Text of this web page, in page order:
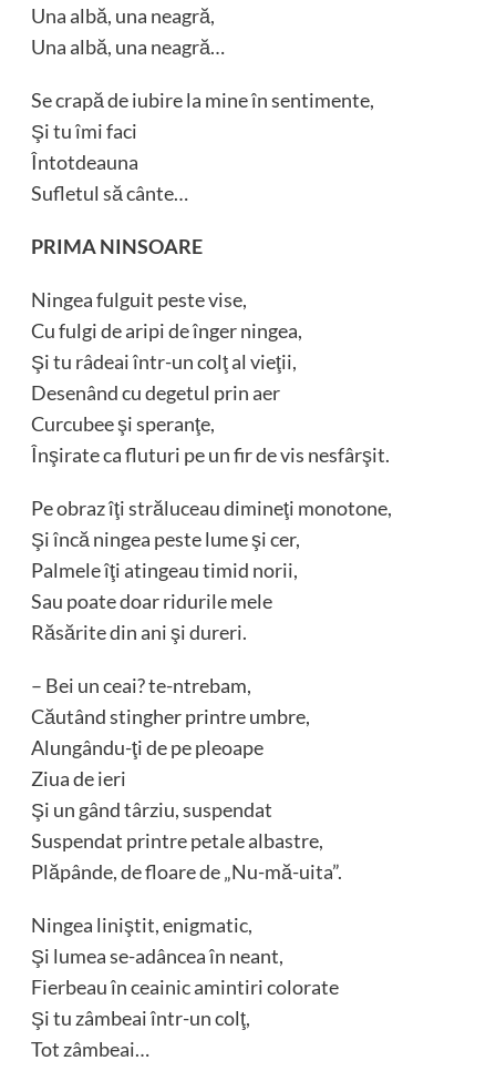
Una albă, una neagră,
Una albă, una neagră…
Se crapă de iubire la mine în sentimente,
Şi tu îmi faci
Întotdeauna
Sufletul să cânte…
PRIMA NINSOARE
Ningea fulguit peste vise,
Cu fulgi de aripi de înger ningea,
Şi tu râdeai într-un colţ al vieţii,
Desenând cu degetul prin aer
Curcubee şi speranţe,
Înşirate ca fluturi pe un fir de vis nesfârşit.
Pe obraz îţi străluceau dimineţi monotone,
Şi încă ningea peste lume şi cer,
Palmele îţi atingeau timid norii,
Sau poate doar ridurile mele
Răsărite din ani şi dureri.
– Bei un ceai? te-ntrebam,
Căutând stingher printre umbre,
Alungându-ţi de pe pleoape
Ziua de ieri
Şi un gând târziu, suspendat
Suspendat printre petale albastre,
Plăpânde, de floare de „Nu-mă-uita”.
Ningea liniştit, enigmatic,
Şi lumea se-adâncea în neant,
Fierbeau în ceainic amintiri colorate
Şi tu zâmbeai într-un colţ,
Tot zâmbeai…